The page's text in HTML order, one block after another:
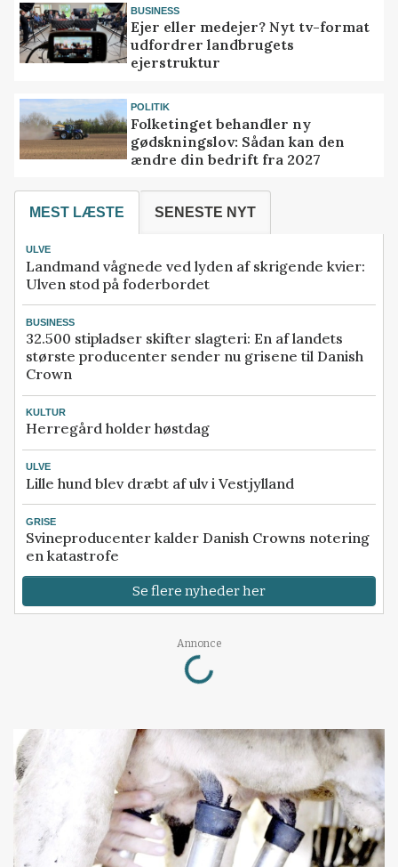
BUSINESS
Ejer eller medejer? Nyt tv-format
udfordrer landbrugets
ejerstruktur
POLITIK
Folketinget behandler ny
gødskningslov: Sådan kan den
ændre din bedrift fra 2027
MEST LÆSTE SENESTE NYT
ULVE
Landmand vågnede ved lyden af skrigende kvier:
Ulven stod på foderbordet
BUSINESS
32.500 stipladser skifter slagteri: En af landets
største producenter sender nu grisene til Danish
Crown
KULTUR
Herregård holder høstdag
ULVE
Lille hund blev dræbt af ulv i Vestjylland
GRISE
Svineproducenter kalder Danish Crowns notering
en katastrofe
Se flere nyheder her
Annonce
Loading...